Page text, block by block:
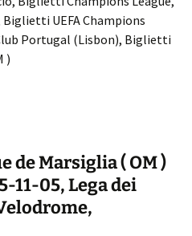
UEFA Champions
Portugal (Lisbon), Biglietti
)
de Marsiglia ( OM )
11-05, Lega dei